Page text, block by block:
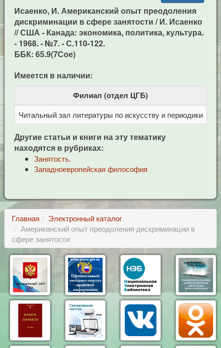
Исаенко, И. Американский опыт преодоления
дискриминации в сфере занятости / И. Исаенко
// США - Канада: экономика, политика, культура.
- 1968. - №7. - С.110-122.
ББК: 65.9(7Сое)
Имеется в наличии:
Филиал (отдел ЦГБ)
Читальный зал литературы по искусству и периодики
Другие статьи и книги на эту тематику
находятся в рубриках:
Занятость.
Западноевропейская философия
Главная
Электронный каталог
Американский опыт преодоления дискриминации в
сфере занятости